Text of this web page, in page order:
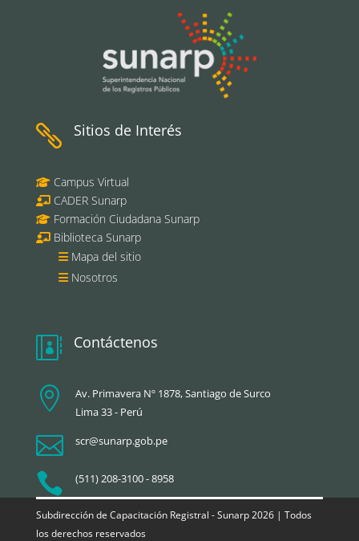
 Sitios de Interés
Campus Virtual
CADER Sunarp
Formación Ciudadana Sunarp
Biblioteca Sunarp
Mapa del sitio
Nosotros
 Contáctenos

Av. Primavera Nº 1878, Santiago de Surco
Lima 33 - Perú
 scr@sunarp.gob.pe
 (511) 208-3100 - 8958
Subdirección de Capacitación Registral - Sunarp 2026 | Todos
los derechos reservados